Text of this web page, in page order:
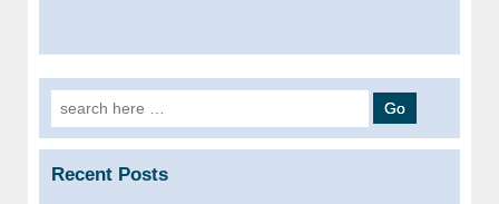
Search for:
Recent Posts